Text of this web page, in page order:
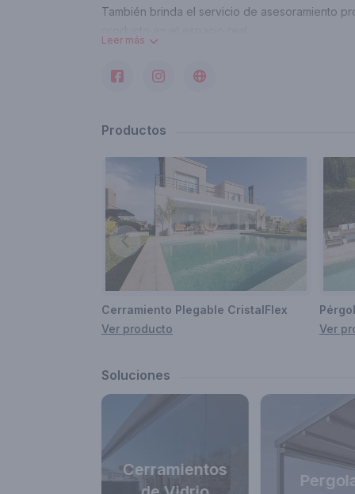
También brinda el servicio de asesoramiento
mail@tolder.com.ar
Leer más
Productos
Cerramiento Plegable CristalFlex
Ver producto
Ver
Soluciones
Cerramientos